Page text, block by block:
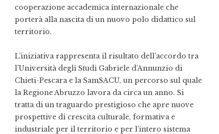
cooperazione accademica internazionale che
porterà alla nascita di un nuovo polo didattico sul
territorio.
L’iniziativa rappresenta il risultato dell’accordo tra
l’Università degli Studi Gabriele d’Annunzio di
Chieti-Pescara e la SamSACU, un percorso sul quale
la Regione Abruzzo lavora da circa un anno. Si
tratta di un traguardo prestigioso che apre nuove
prospettive di crescita culturale, formativa e
industriale per il territorio e per l’intero sistema